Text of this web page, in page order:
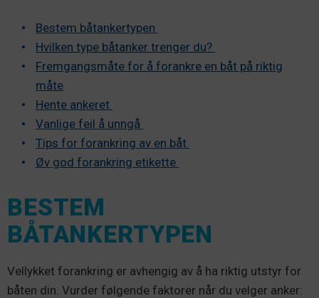
Bestem båtankertypen
Hvilken type båtanker trenger du?
Fremgangsmåte for å forankre en båt på riktig
måte
Hente ankeret
Vanlige feil å unngå
Tips for forankring av en båt
Øv god forankring etikette
BESTEM
BÅTANKERTYPEN
Vellykket forankring er avhengig av å ha riktig utstyr for
båten din. Vurder følgende faktorer når du velger anker: